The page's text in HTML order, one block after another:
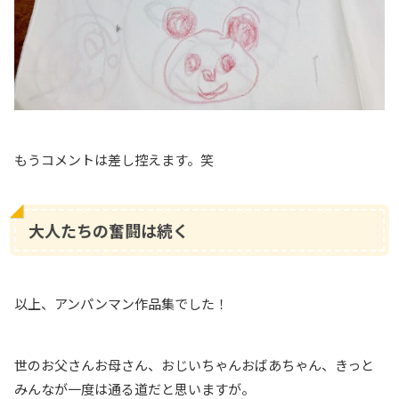
もうコメントは差し控えます。笑
大人たちの奮闘は続く
以上、アンパンマン作品集でした！
世のお父さんお母さん、おじいちゃんおばあちゃん、きっと
みんなが一度は通る道だと思いますが。